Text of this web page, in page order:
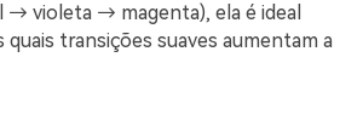
→ violeta → magenta), ela é ideal
transições suaves aumentam a